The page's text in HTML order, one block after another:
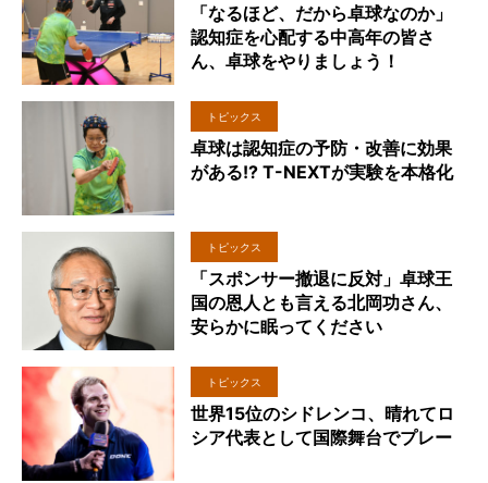
「なるほど、だから卓球なのか」
認知症を心配する中高年の皆さ
ん、卓球をやりましょう！
トピックス
卓球は認知症の予防・改善に効果
がある!? T-NEXTが実験を本格化
トピックス
「スポンサー撤退に反対」卓球王
国の恩人とも言える北岡功さん、
安らかに眠ってください
トピックス
世界15位のシドレンコ、晴れてロ
シア代表として国際舞台でプレー